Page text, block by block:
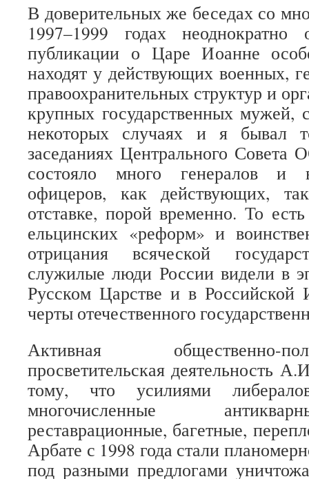
В доверительных же беседах со
1997–1999 годах
публикации о Царе Иоанне
находят у действующих военных,
правоохранительных структур и
крупных государственных мужей,
некоторых случаях и я бывал
заседаниях Центрального
состояло много генералов и
офицеров, как действующих,
отставке, порой временно. То
ельцинских «реформ» и
отрицания всяческой
служилые люди России видели в
Русском Царстве и в Российской
черты отечественного
Активная общественно-
просветительская деятельность
тому, что усилиями
многочисленные
реставрационные, багетные,
Арбате с 1998 года стали
под разными предлогами